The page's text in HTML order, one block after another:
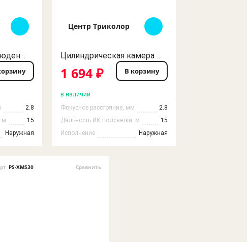
Камера видеонаблюдения 2MP AHD Procon 2.8 IR IP66 (Комплект из 3шт.)
2.8
м
15
Наружная
Центр Триколор
Цилиндрическая камера видеонаблюдения уличная Procon xm320+2235 AHD 5 MP 2.8
1 694 ₽ В корзину
в наличии
Фокусное расстояние, мм
2.8
Дальность ИК подсветки, м
15
Исполнение
Наружная
PS-XMS30 Сравнить